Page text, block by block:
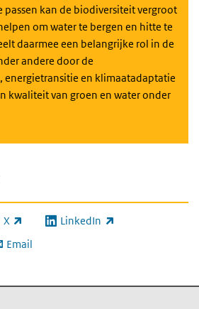
passen kan de biodiversiteit vergroot
om water te bergen en hitte te
daarmee een belangrijke rol in de
andere door de
energietransitie en klimaatadaptatie
kwaliteit van groen en water onder
Xis external)LinkedIn
(link is external)
Email